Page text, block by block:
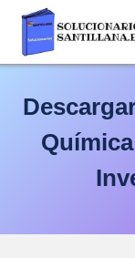
Saltar
contenido